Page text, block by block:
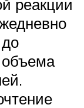
реакции
объема